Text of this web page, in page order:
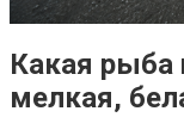
Какая рыба
мелкая,